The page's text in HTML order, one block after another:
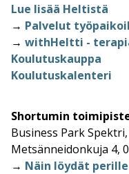
Lue lisää Heltistä
→ Palvelut
→ withHeltti -
Koulutuskauppa
Koulutuskalenteri
Shortumin
Business Park
Metsänneidonkuja 4,
→ Näin löydät perille